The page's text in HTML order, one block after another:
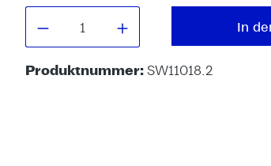
Produkt Anzahl: Gib In
Produktnummer:SW11018.2